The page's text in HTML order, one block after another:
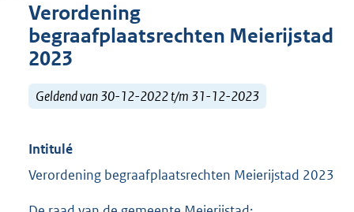
Verordening
begraafplaatsrechten Meierijstad
2023
Geldend van 30-12-2022 t/m 31-12-2023
Intitulé
Verordening begraafplaatsrechten Meierijstad 2023